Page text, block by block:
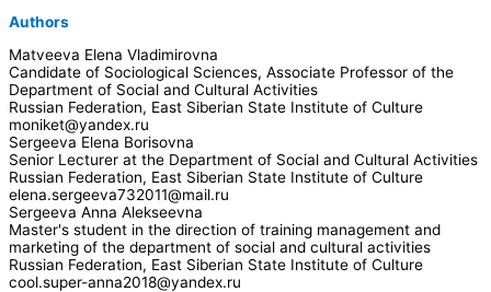
Authors
Matveeva Elena Vladimirovna
Candidate of Sociological Sciences, Associate Professor of the
Department of Social and Cultural Activities
Russian Federation, East Siberian State Institute of Culture
moniket@yandex.ru
Sergeeva Elena Borisovna
Senior Lecturer at the Department of Social and Cultural Activities
Russian Federation, East Siberian State Institute of Culture
elena.sergeeva732011@mail.ru
Sergeeva Anna Alekseevna
Master's student in the direction of training management and
marketing of the department of social and cultural activities
Russian Federation, East Siberian State Institute of Culture
cool.super-anna2018@yandex.ru